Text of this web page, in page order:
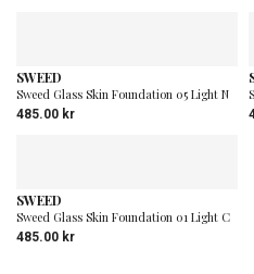
SWEED
Sweed Glass Skin Foundation 05 Light N
485.00 kr
SWEED
Sweed Glass Skin Foundation 01 Light C
485.00 kr